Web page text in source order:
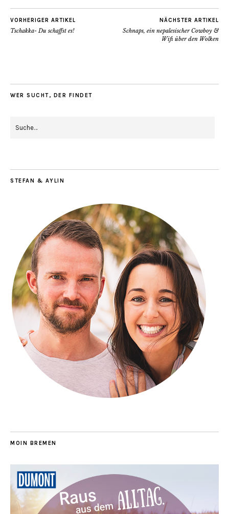
VORHERIGER ARTIKEL
Tschakka- Du schaffst es!
NÄCHSTER ARTIKEL
Schnaps, ein nepalesischer Cowboy &
Wifi über den Wolken
WER SUCHT, DER FINDET
STEFAN & AYLIN
MOIN BREMEN